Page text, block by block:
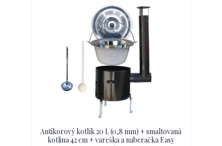
Antikorový kotlík 20 L (0,8 mm) + smaltovaná
kotlina 42 cm + vareška a naberačka Easy